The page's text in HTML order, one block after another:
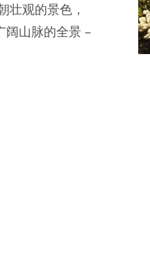
壮观的景色，
阔山脉的全景 –